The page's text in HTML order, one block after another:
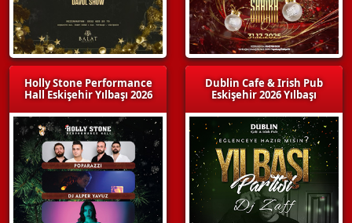
Holly Stone Performance
Hall Eskişehir Yılbaşı 2026
Dublin Cafe & Irish Pub
Eskişehir 2026 Yılbaşı